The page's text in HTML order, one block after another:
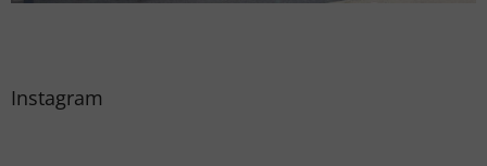
Instagram